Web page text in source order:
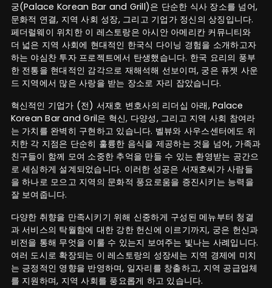
궁(Palace Korean Bar and Grill)은 단순한 식사 장소를 넘어,
문화적 연결, 지역 사회 성장, 그리고 기업가 정신의 상징입니다.
페더럴웨이 위치한 이 레스토랑은 아시안 아메리칸 커뮤니티와
더 넓은 지역 사회에 현대적인 한국식 다이닝 경험을 소개하고자
하는 야심찬 투자 프로젝트에서 탄생했습니다. 한국 요리의 풍부
한 전통을 현대적인 감각으로 재해석해 선보이며, 궁은 퓨젯 사운
드 지역에서 많은 사랑을 받는 장소로 자리 잡았습니다.
혁신적인 기업가 (전) 서재호 변호사의 리더십 아래, Palace
Korean Bar and Gril은 혁신, 다양성, 그리고 지역 사회 참여라
는 가치를 완벽히 구현하고 있습니다. 벨뷰와 사우스센터에도 위
치한 각 지점은 단순히 훌륭한 음식을 제공하는 것을 넘어, 가족과
친구들이 함께 모여 소중한 추억을 만들 수 있는 환영받는 공간으
로 세심하게 설계되었습니다. 이러한 성공은 서재호씨가 사람들
을 하나로 모으고 지역의 문화적 풍요로움을 증진시키는 능력을
잘 보여줍니다.
다양한 취향을 만족시키기 위해 신중하게 구성된 메뉴부터 청결
과 서비스의 탁월함에 대한 강한 헌신에 이르기까지, 궁은 헌신과
비전을 통해 무엇을 이룰 수 있는지 보여주는 빛나는 사례입니다.
여러 도시로 확장되는 이 레스토랑의 성장세는 지역 경제에 미치
는 긍정적인 영향을 반영하며, 일자리를 창출하고, 지역 공급업체
를 지원하며, 지역 사회를 풍요롭게 하고 있습니다.